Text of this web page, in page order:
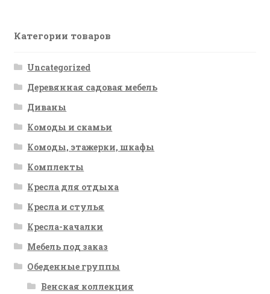
Категории товаров
Uncategorized
Деревянная садовая мебель
Диваны
Комоды и скамьи
Комоды, этажерки, шкафы
Комплекты
Кресла для отдыха
Кресла и стулья
Кресла-качалки
Мебель под заказ
Обеденные группы
Венская коллекция